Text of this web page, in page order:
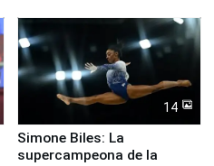
14
Simone Biles: La
supercampeona de la